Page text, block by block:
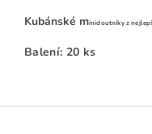
Kubánské minidoutníky z
Balení: 20 ks
Z